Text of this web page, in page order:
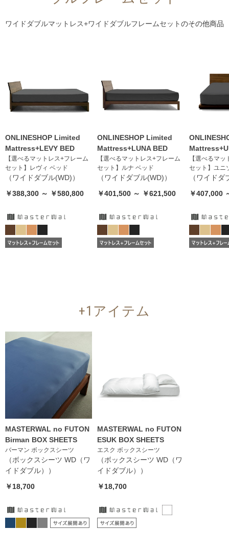
ワイドダブルマットレス+ワイドダブルフレームセットのその他商品
ONLINESHOP Limited
Mattress+LEVY BED
【選べるマットレス+フレーム
セット】レヴィ ベッド
（ワイドダブル(WD)）
￥388,300 ～ ￥580,800
ONLINESHOP Limited
Mattress+LUNA BED
【選べるマットレス+フレーム
セット】ルナ ベッド
（ワイドダブル(WD)）
￥401,500 ～ ￥621,500
【選べるマ
セット】ユニ
（ワイド
￥407,000
+1アイテム
MASTERWAL no FUTON
Birman BOX SHEETS
バーマン ボックスシーツ
（ボックスシーツ WD（ワ
イドダブル））
￥18,700
MASTERWAL no FUTON
ESUK BOX SHEETS
エスク ボックスシーツ
（ボックスシーツ WD（ワ
イドダブル））
￥18,700